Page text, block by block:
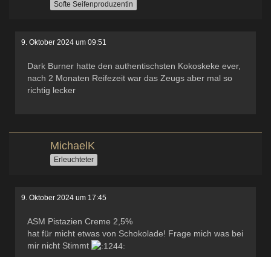
Softe Seifenproduzentin
9. Oktober 2024 um 09:51
Dark Burner hatte den authentischsten Kokoskeke ever,
nach 2 Monaten Reifezeit war das Zeugs aber mal so
richtig lecker
MichaelK
Erleuchteter
9. Oktober 2024 um 17:45
ASM Pistazien Creme 2,5%
hat für micht etwas von Schokolade! Frage mich was bei
mir nicht Stimmt